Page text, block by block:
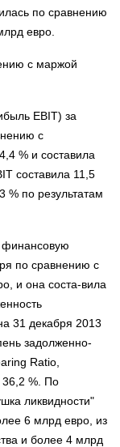
по сравнению
евро.
с маржой
EBIT) за
с
% и составила
составила 11,5
% по результатам
финансовую
по сравнению с
и она соста-вила
31 декабря 2013
задолженно-
Ratio,
36,2 %. По
ликвидности"
6 млрд евро, из
и более 4 млрд